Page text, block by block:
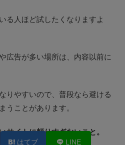
る人ほど試したくなりますよ
広告が多い場所は、内容以前に
りやすいので、普段なら避ける
うことがあります。
サイトに頼りすぎないこと。
はてブ LINE